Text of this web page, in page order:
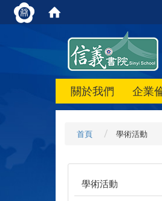
關於我們 企業
首頁 學術活動
學術活動